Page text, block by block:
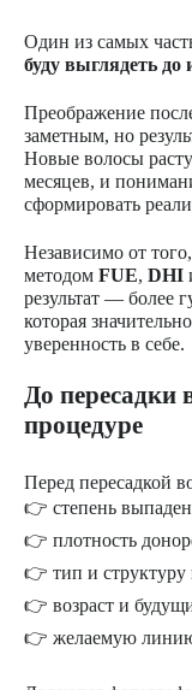
Один из самых
буду выглядеть до
Преображение
заметным, но
Новые волосы
месяцев, и
сформировать
Независимо от
методом FUE, DHI
результат — более
которая
уверенность в себе.
До пересадки
процедуре
Перед пересадкой
👉 степень
👉 плотность
👉 тип и структуру
👉 возраст и
👉 желаемую линию